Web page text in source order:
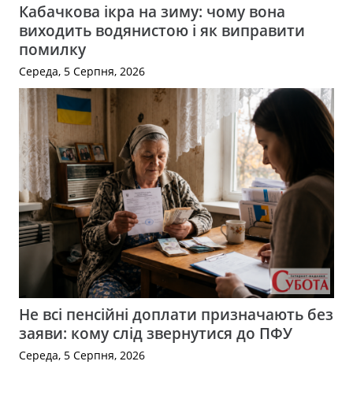
Кабачкова ікра на зиму: чому вона
виходить водянистою і як виправити
помилку
Середа, 5 Серпня, 2026
Не всі пенсійні доплати призначають без
заяви: кому слід звернутися до ПФУ
Середа, 5 Серпня, 2026